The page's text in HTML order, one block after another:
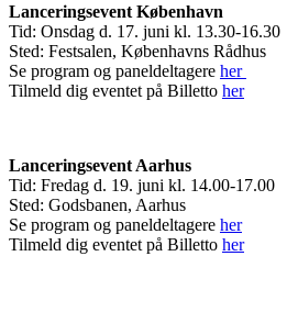
Lanceringsevent København
Tid: Onsdag d. 17. juni kl. 13.30-16.30
Sted: Festsalen, Københavns Rådhus
Se program og paneldeltagere her
Tilmeld dig eventet på Billetto her
Lanceringsevent Aarhus
Tid: Fredag d. 19. juni kl. 14.00-17.00
Sted: Godsbanen, Aarhus
Se program og paneldeltagere her
Tilmeld dig eventet på Billetto her